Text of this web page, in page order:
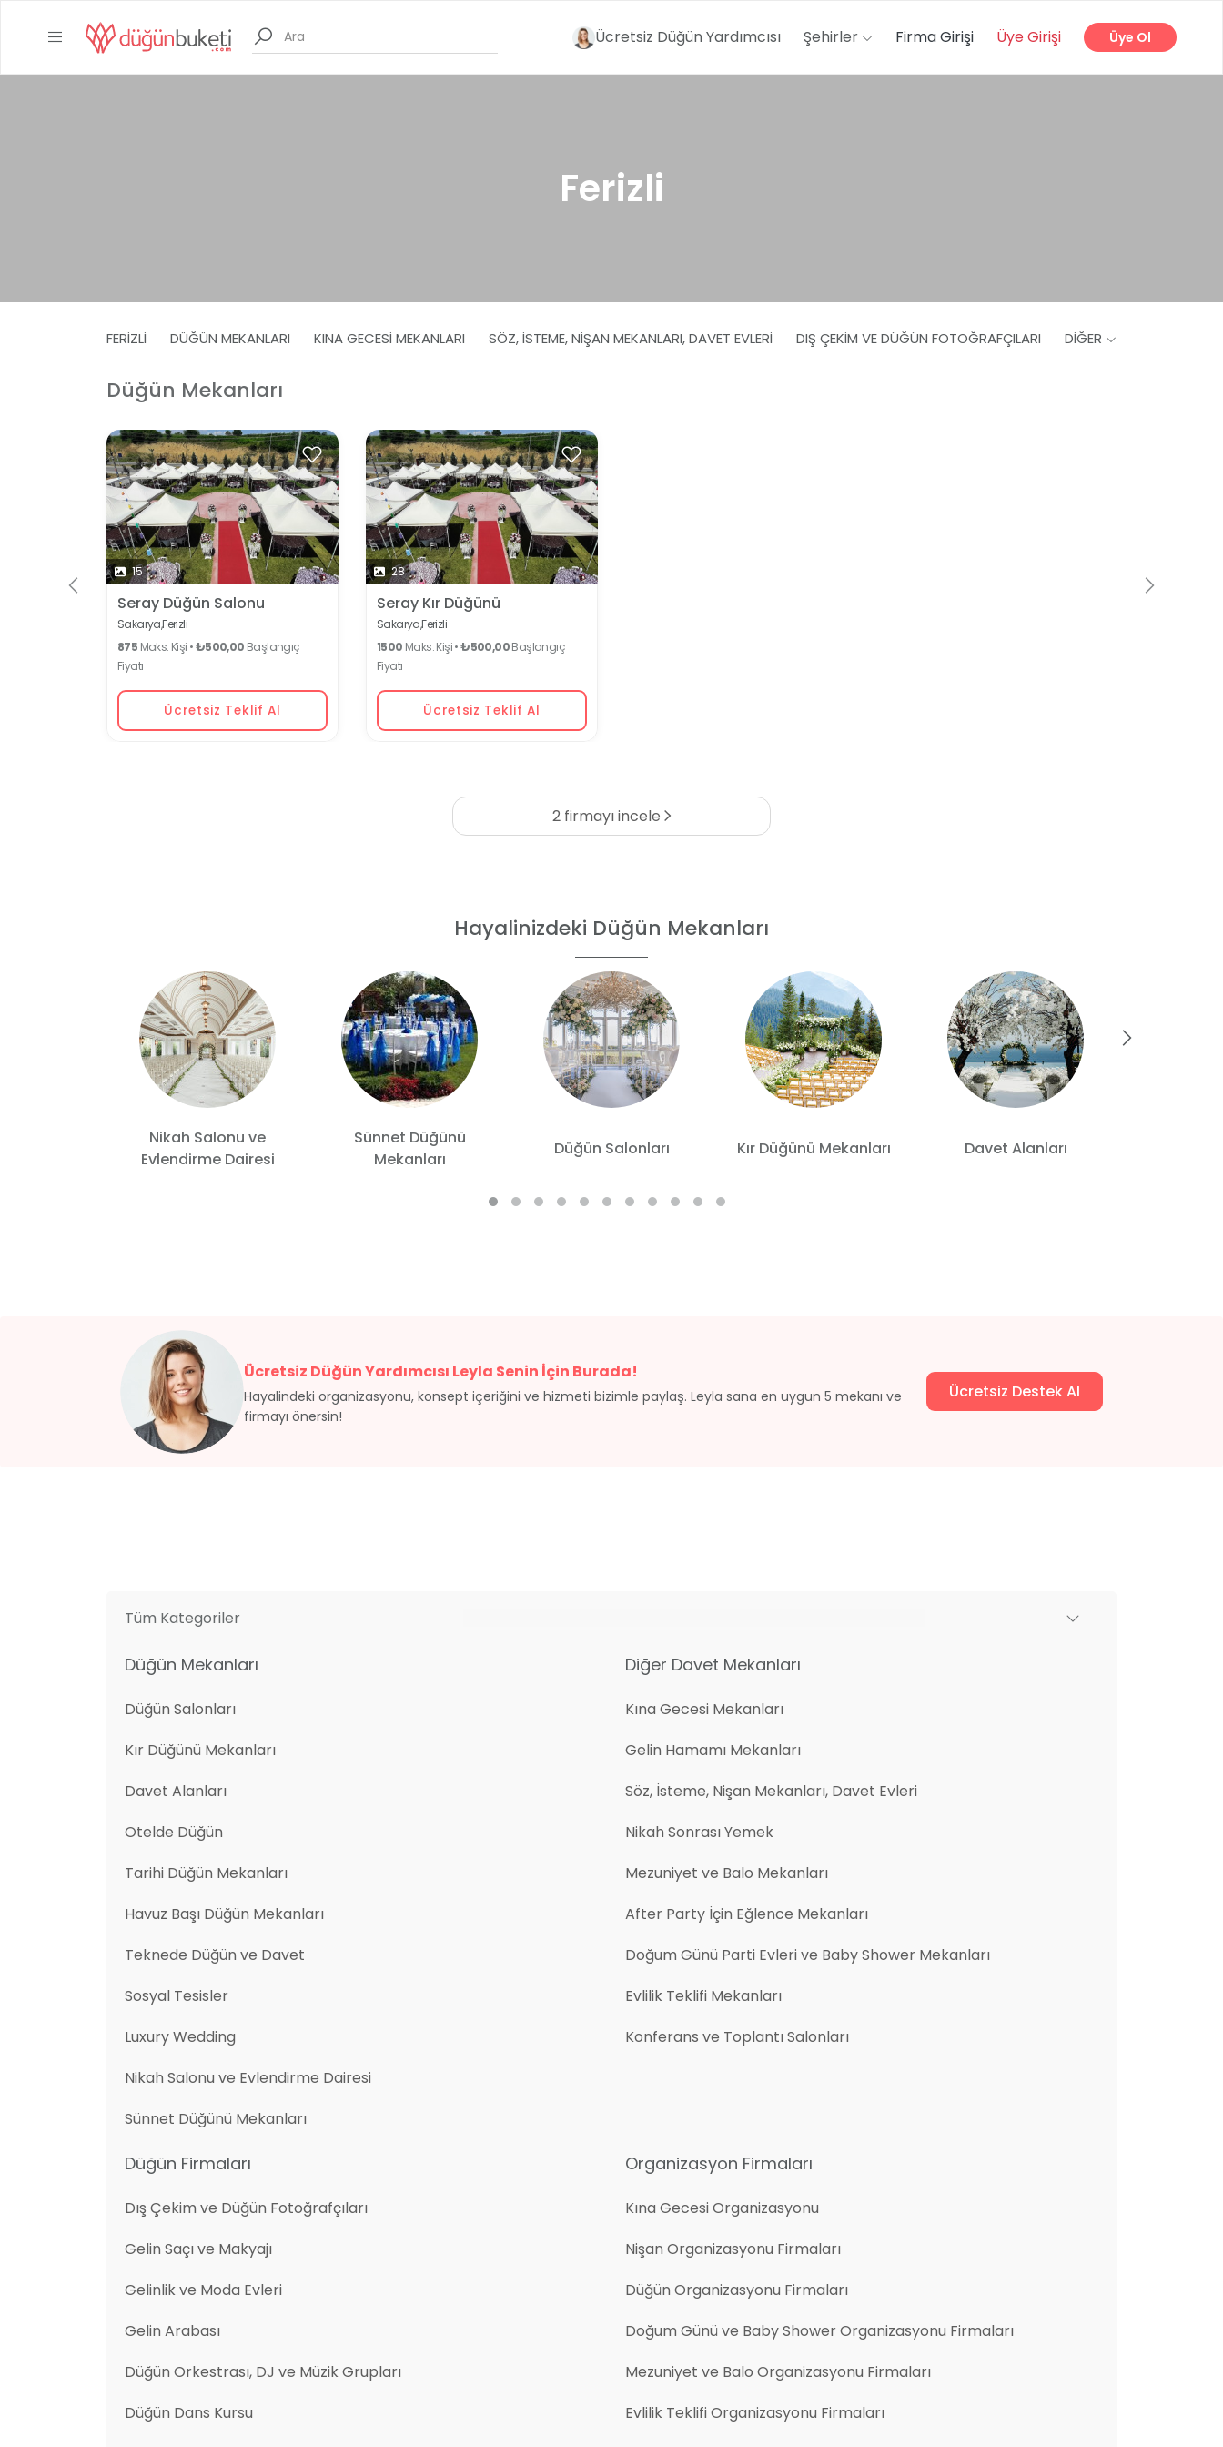
Ücretsiz Düğün Yardımcısı Şehirler Firma Girişi Üye Girişi Üye Ol
Ferizli
FERIZLI DÜĞÜN MEKANLARI KINA GECESI MEKANLARI SÖZ, İSTEME, NIŞAN MEKANLARI, DAVET EVLERI DIŞ ÇEKIM VE DÜĞÜN FOTOĞRAFÇILARI DIĞER
Düğün Mekanları
15
Seray Düğün Salonu
Sakarya,Ferizli
875 Maks. Kişi •₺500,00 Başlangıç
Fiyatı
Ücretsiz Teklif Al
28
Seray Kır Düğünü
Sakarya,Ferizli
1500 Maks. Kişi •₺500,00Başlangıç
Fiyatı
Ücretsiz Teklif Al
2 firmayı incele
Hayalinizdeki Düğün Mekanları
Nikah Salonu ve
Evlendirme Dairesi
Sünnet Düğünü
Mekanları
Düğün Salonları Kır Düğünü Mekanları Davet Alanları
Ücretsiz Düğün Yardımcısı Leyla Senin İçin Burada!
Hayalindeki organizasyonu, konsept içeriğini ve hizmeti bizimle paylaş. Leyla sana en uygun 5 mekanı ve
firmayı önersin!
Ücretsiz Destek Al
Tüm Kategoriler
Düğün Mekanları
Düğün Salonları
Kır Düğünü Mekanları
Davet Alanları
Otelde Düğün
Tarihi Düğün Mekanları
Havuz Başı Düğün Mekanları
Teknede Düğün ve Davet
Sosyal Tesisler
Luxury Wedding
Nikah Salonu ve Evlendirme Dairesi
Sünnet Düğünü Mekanları
Diğer Davet Mekanları
Kına Gecesi Mekanları
Gelin Hamamı Mekanları
Söz, İsteme, Nişan Mekanları, Davet Evleri
Nikah Sonrası Yemek
Mezuniyet ve Balo Mekanları
After Party İçin Eğlence Mekanları
Doğum Günü Parti Evleri ve Baby Shower Mekanları
Evlilik Teklifi Mekanları
Konferans ve Toplantı Salonları
Düğün Firmaları
Dış Çekim ve Düğün Fotoğrafçıları
Gelin Saçı ve Makyajı
Gelinlik ve Moda Evleri
Gelin Arabası
Düğün Orkestrası, DJ ve Müzik Grupları
Düğün Dans Kursu
Organizasyon Firmaları
Kına Gecesi Organizasyonu
Nişan Organizasyonu Firmaları
Düğün Organizasyonu Firmaları
Doğum Günü ve Baby Shower Organizasyonu Firmaları
Mezuniyet ve Balo Organizasyonu Firmaları
Evlilik Teklifi Organizasyonu Firmaları